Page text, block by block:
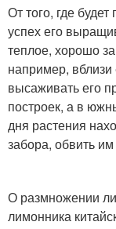
От того, где
успех его
теплое, хорошо
например,
высаживать его
построек, а в
дня растения
забора, обвить им
О размножении
лимонника